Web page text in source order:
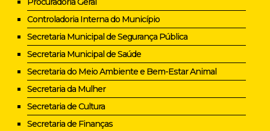
Controladoria Interna do Município
Secretaria Municipal de Segurança Pública
Secretaria Municipal de Saúde
Secretaria do Meio Ambiente e Bem-Estar Animal
Secretaria da Mulher
Secretaria de Cultura
Secretaria de Finanças